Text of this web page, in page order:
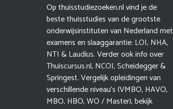
Op thuisstudiezoeken.nl vind je de
beste thuisstudies van de grootste
onderwijsinstituten van Nederland met
examens en slaaggarantie: LOI, NHA,
NTI &Laudius. Verder ook info over
Thuiscursus.nl, NCOI, Scheidegger &
Springest. Vergelijk opleidingen van
verschillende niveau’s (VMBO, HAVO,
MBO, HBO, WO / Master), bekijk